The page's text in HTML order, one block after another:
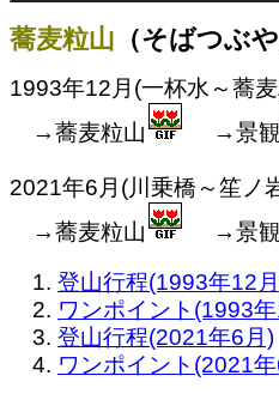
蕎麦粒山 （そばつぶ
1993年12月(一杯水～蕎
→蕎麦粒山
→景
2021年6月(川乗橋～笙ノ
→蕎麦粒山
→景観
登山行程(1993年12
ワンポイント(1993
登山行程(2021年6月)
ワンポイント(2021